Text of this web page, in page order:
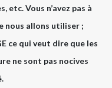
etc. Vous n’avez pas à
nous allons utiliser ;
ce qui veut dire que les
ne sont pas nocives